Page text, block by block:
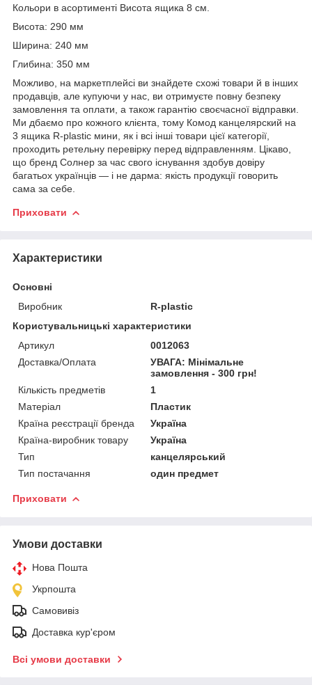
Кольори в асортименті Висота ящика 8 см.
Висота: 290 мм
Ширина: 240 мм
Глибина: 350 мм
Можливо, на маркетплейсі ви знайдете схожі товари й в інших
продавців, але купуючи у нас, ви отримуєте повну безпеку
замовлення та оплати, а також гарантію своєчасної відправки.
Ми дбаємо про кожного клієнта, тому Комод канцелярский на
3 ящика R-plastic мини, як і всі інші товари цієї категорії,
проходить ретельну перевірку перед відправленням. Цікаво,
що бренд Солнер за час свого існування здобув довіру
багатьох українців — і не дарма: якість продукції говорить
сама за себе.
Приховати
Характеристики
Основні
Виробник
R-plastic
Користувальницькі характеристики
Артикул
0012063
Доставка/Оплата
УВАГА: Мінімальне
замовлення - 300 грн!
Кількість предметів
1
Матеріал
Пластик
Країна реєстрації бренда
Україна
Країна-виробник товару
Україна
Тип
канцелярський
Тип постачання
один предмет
Приховати
Умови доставки
Нова Пошта
Укрпошта
Самовивіз
Доставка кур'єром
Всі умови доставки